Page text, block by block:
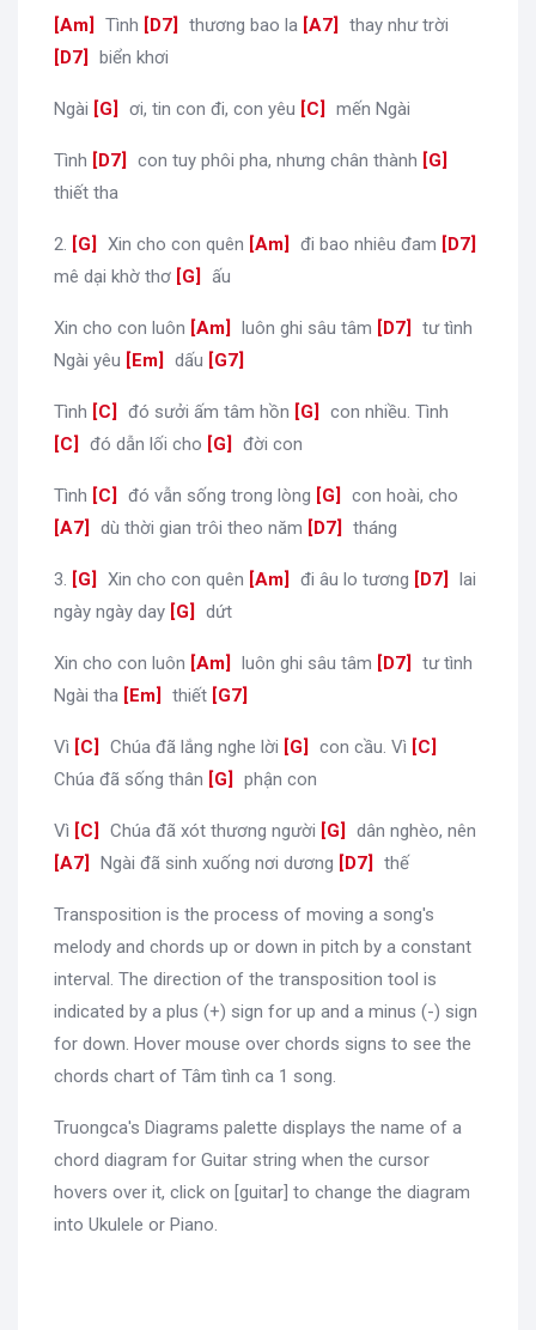
[Am Tình [D7 thương bao la [A7 thay như trời
D7
biển khơi
Ngài [G ơi, tin con đi, con yêu [C mến Ngài
Tình [D7 con tuy phôi pha, nhưng chân thành [G
thiết tha
2. [G Xin cho con quên [Am đi bao nhiêu đam [D7
mê dại khờ thơ [G ấu
Xin cho con luôn [Am luôn ghi sâu tâm [D7
tư tình
Ngài yêu [Em dấu [G7
Tình [C đó sưởi ấm tâm hồn [G con nhiều. Tình
C
đó dẫn lối cho [G đời con
Tình [C đó vẫn sống trong lòng [G con hoài, cho
A7
dù thời gian trôi theo năm [D7 tháng
3. [G Xin cho con quên [Am đi âu lo tương [D7
lai
ngày ngày day [G dứt
Xin cho con luôn [Am luôn ghi sâu tâm [D7
tư tình
Ngài tha [Em thiết [G7
Vì [C Chúa đã lắng nghe lời [G con cầu. Vì [C
Chúa đã sống thân [G phận con
Vì [C Chúa đã xót thương người [G dân nghèo, nên
A7
Ngài đã sinh xuống nơi dương [D7 thế
Transposition is the process of moving a song's
melody and chords up or down in pitch by a constant
interval. The direction of the transposition tool is
indicated by a plus (+) sign for up and a minus (-) sign
for down. Hover mouse over chords signs to see the
chords chart of Tâm tình ca 1 song.
Truongca's Diagrams palette displays the name of a
chord diagram for Guitar string when the cursor
hovers over it, click on [guitar] to change the diagram
into Ukulele or Piano.